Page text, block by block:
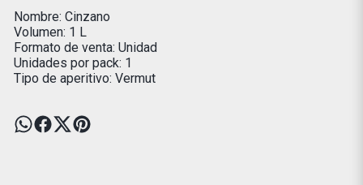
Nombre: Cinzano
Volumen: 1 L
Formato de venta: Unidad
Unidades por pack: 1
Tipo de aperitivo: Vermut